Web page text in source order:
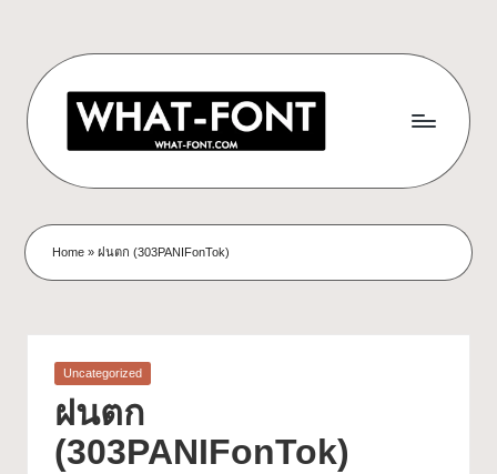
Home »ฝนตก (303PANIFonTok)
Uncategorized
ฝนตก
(303PANIFonTok)